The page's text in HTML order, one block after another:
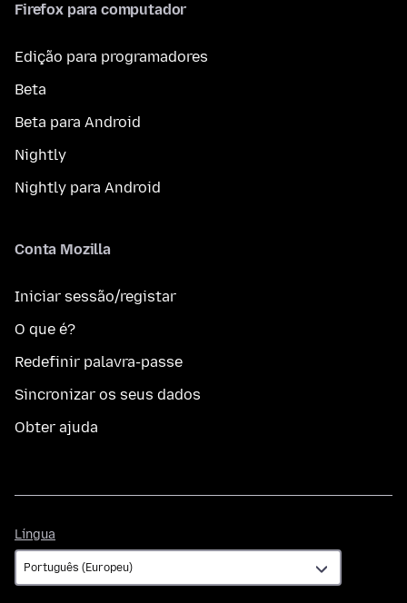
Firefox para computador
Edição para programadores
Beta
Beta para Android
Nightly
Nightly para Android
Conta Mozilla
Iniciar sessão/registar
O que é?
Redefinir palavra-passe
Sincronizar os seus dados
Obter ajuda
Língua